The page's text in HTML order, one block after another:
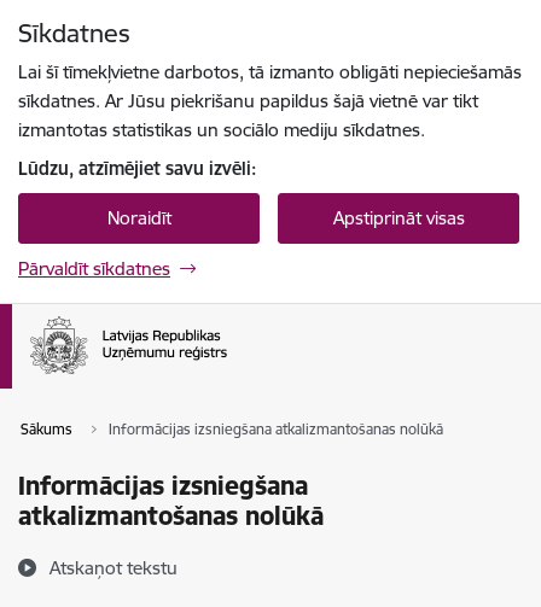
Sīkdatnes
Lai šī tīmekļvietne darbotos, tā izmanto obligāti nepieciešamās
sīkdatnes. Ar Jūsu piekrišanu papildus šajā vietnē var tikt
izmantotas statistikas un sociālo mediju sīkdatnes.
Lūdzu, atzīmējiet savu izvēli:
Noraidīt Apstiprināt visas
Pārvaldīt sīkdatnes
Sākums Informācijas izsniegšana atkalizmantošanas nolūkā
Informācijas izsniegšana
atkalizmantošanas nolūkā
Atskaņot tekstu